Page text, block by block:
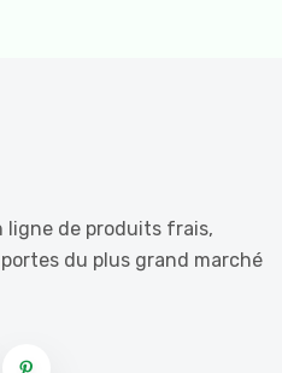
ligne de produits frais,
du plus grand marché